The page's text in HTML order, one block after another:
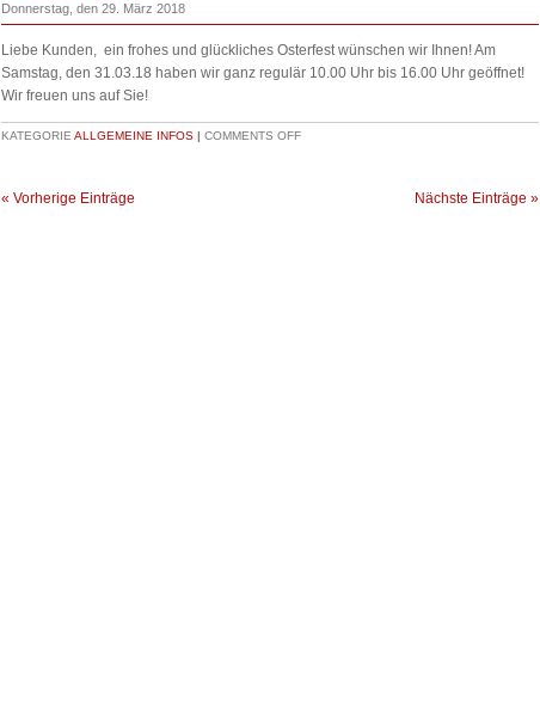
Donnerstag, den 29. März 2018
Liebe Kunden, ein frohes und glückliches Osterfest wünschen wir Ihnen! Am
Samstag, den 31.03.18 haben wir ganz regulär 10.00 Uhr bis 16.00 Uhr geöffnet!
Wir freuen uns auf Sie!
KATEGORIE ALLGEMEINE INFOS | COMMENTS OFF
« Vorherige Einträge Nächste Einträge »